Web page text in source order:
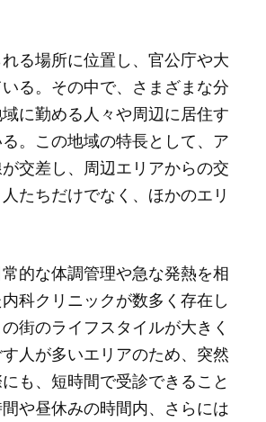
る場所に位置し、官公庁や大
る。 その中で、さまざまな分
に勤める人々や周辺に居住す
。この地域の特長として、ア
交差し、周辺エリアからの交
たちだけでなく、ほかのエリ
的な体調管理や急な発熱を相
科クリニックが数多く存在し
街のライフスタイルが大きく
人が多いエリアのため、突然
も、短時間で受診できること
や昼休みの時間内、さらには